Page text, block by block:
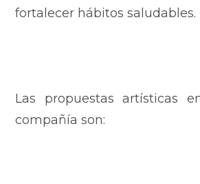
fortalecer hábitos saludables.
Las propuestas artísticas
compañía son: